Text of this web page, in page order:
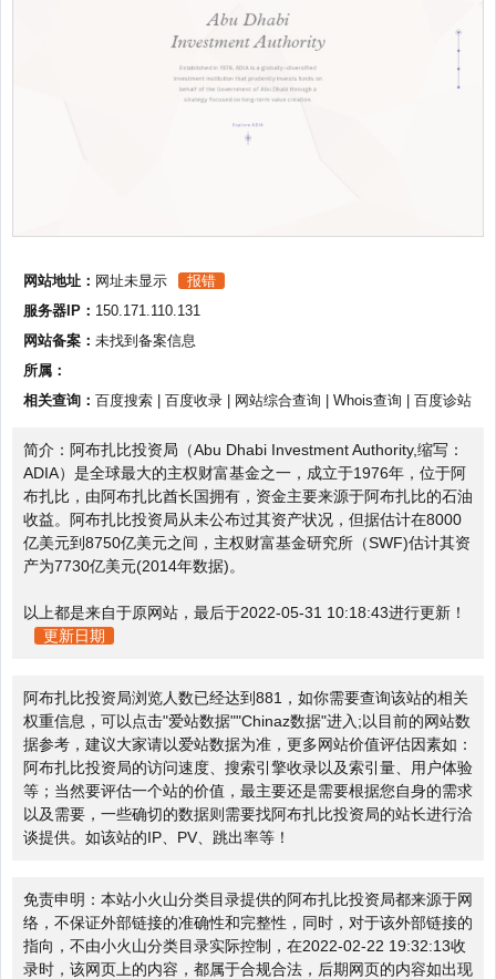
网站地址： 网址未显示
报错
服务器IP： 150.171.110.131
网站备案： 未找到备案信息
所属：
相关查询： 百度搜索 百度收录 网站综合查询 Whois查询 百度诊站
简介：阿布扎比投资局（Abu Dhabi Investment Authority,缩写：
ADIA）是全球最大的主权财富基金之一，成立于1976年，位于阿
布扎比，由阿布扎比酋长国拥有，资金主要来源于阿布扎比的石油
收益。阿布扎比投资局从未公布过其资产状况，但据估计在8000
亿美元到8750亿美元之间，主权财富基金研究所（SWF)估计其资
产为7730亿美元(2014年数据)。
以上都是来自于原网站，最后于2022-05-31 10:18:43进行更新！
更新日期
阿布扎比投资局浏览人数已经达到881，如你需要查询该站的相关
权重信息，可以点击"爱站数据""Chinaz数据"进入;以目前的网站数
据参考，建议大家请以爱站数据为准，更多网站价值评估因素如：
阿布扎比投资局的访问速度、搜索引擎收录以及索引量、用户体验
等；当然要评估一个站的价值，最主要还是需要根据您自身的需求
以及需要，一些确切的数据则需要找阿布扎比投资局的站长进行洽
谈提供。如该站的IP、PV、跳出率等！
免责申明：本站小火山分类目录提供的阿布扎比投资局都来源于网
络，不保证外部链接的准确性和完整性，同时，对于该外部链接的
指向，不由小火山分类目录实际控制，在2022-02-22 19:32:13收
录时，该网页上的内容，都属于合规合法，后期网页的内容如出现